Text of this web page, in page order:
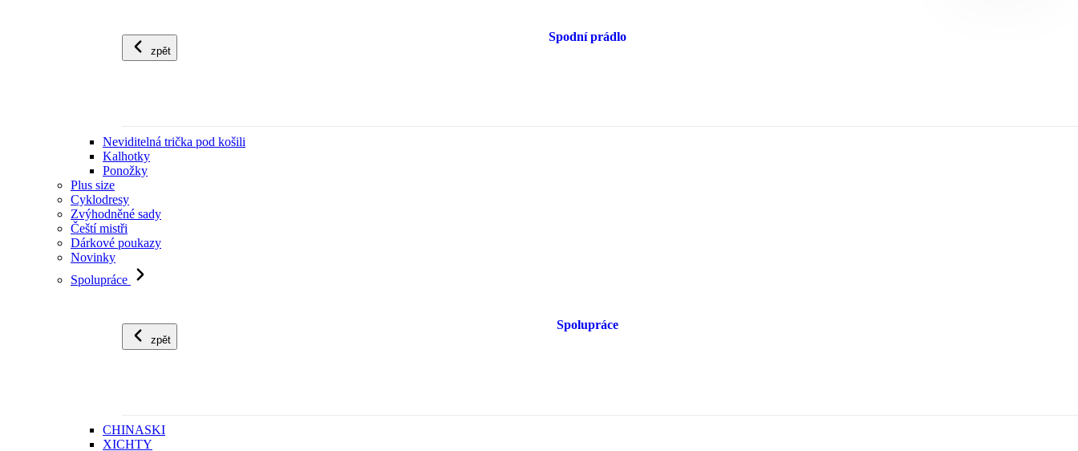
zpět
Spodní prádlo
Neviditelná trička pod košili
Kalhotky
Ponožky
Plus size
Cyklodresy
Zvýhodněné sady
Čeští mistři
Dárkové poukazy
Novinky
Spolupráce
zpět
Spolupráce
CHINASKI
XICHTY